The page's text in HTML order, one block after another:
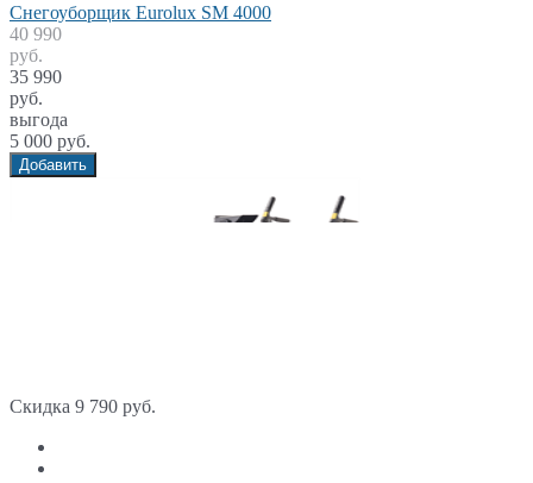
Снегоуборщик Eurolux SM 4000
40 990
руб.
35 990
руб.
выгода
5 000 руб.
Добавить
Скидка 9 790 руб.